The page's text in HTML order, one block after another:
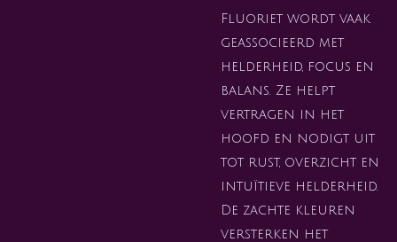
Fluoriet wordt vaak
geassocieerd met
helderheid, focus en
balans. Ze helpt
vertragen in het
hoofd en nodigt uit
tot rust, overzicht en
intuïtieve helderheid.
De zachte kleuren
versterken het